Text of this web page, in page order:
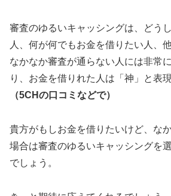
審査のゆるいキャッシングは、どう
人、何が何でもお金を借りたい人、
なかなか審査が通らない人には非常
り、お金を借りれた人は「神」と表
（5CHの口コミなどで）
貴方がもしお金を借りたいけど、な
場合は審査のゆるいキャッシングを
でしょう。